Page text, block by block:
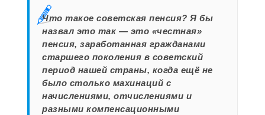
Что такое советская пенсия? Я бы
назвал это так — это «честная»
пенсия, заработанная гражданами
старшего поколения в советский
период нашей страны, когда ещё не
было столько махинаций с
начислениями, отчислениями и
разными компенсационными